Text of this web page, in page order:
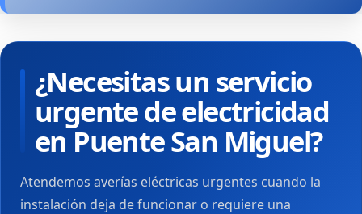
¿Necesitas un servicio
urgente de electricidad
en Puente San Miguel?
Atendemos averías eléctricas urgentes cuando la
instalación deja de funcionar o requiere una